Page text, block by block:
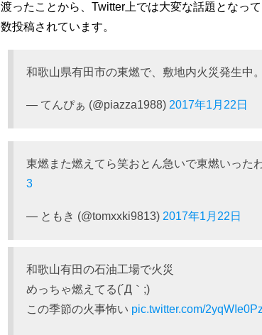
渡ったことから、Twitter上では大変な話題となっ
数投稿されています。
和歌山県有田市の東燃で、敷地内火災発生中。
— てんぴぁ (@piazza1988) 2017年1月22日
東燃また燃えてら笑おとん急いで東燃いった
3
— ともき (@tomxxki9813) 2017年1月22日
和歌山有田の石油工場で火災
めっちゃ燃えてる(´Д｀;)
この季節の火事怖い pic.twitter.com/